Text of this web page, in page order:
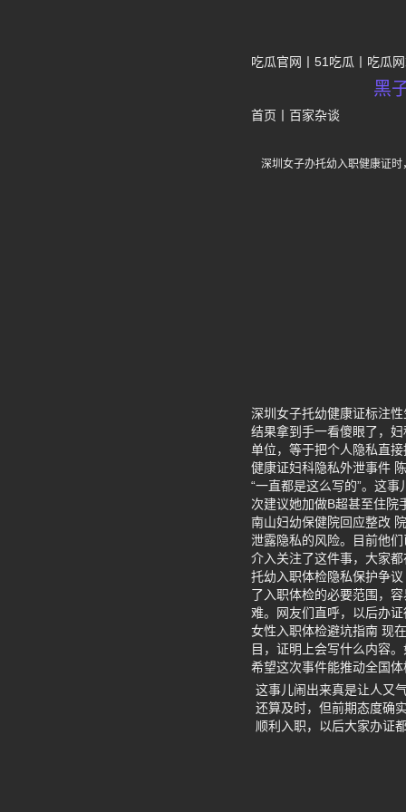
吃瓜官网 51吃瓜 吃瓜
黑
首页 百家杂谈
深圳女子办托幼入职健康证
深圳女子托幼健康证标注
结果拿到手一看傻眼了，妇
单位，等于把个人隐私直
健康证妇科隐私外泄事件
“一直都是这么写的”。这
次建议她加做B超甚至住院
南山妇幼保健院回应整改
泄露隐私的风险。目前他
介入关注了这件事，大家都
托幼入职体检隐私保护争
了入职体检的必要范围，
难。网友们直呼，以后办证
女性入职体检避坑指南 现
目，证明上会写什么内容
希望这次事件能推动全国体
这事儿闹出来真是让人又
还算及时，但前期态度确
顺利入职，以后大家办证